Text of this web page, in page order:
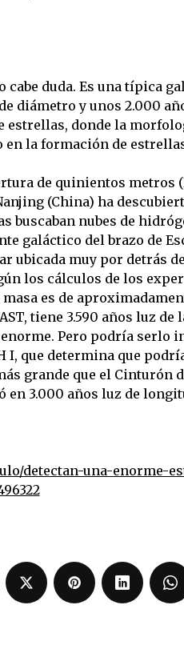
cabe duda. Es una típica
diámetro y unos 2.000
donde la
la formación de
de quinientos metros
(China) ha
buscaban nubes de
galáctico del brazo de
ubicada muy por detrás
los cálculos de los
es de
tiene 3.590 años luz de
Pero podría serlo
I, que determina que
grande que el Cinturón
en 3.000 años luz de
detectan-una-enorme-